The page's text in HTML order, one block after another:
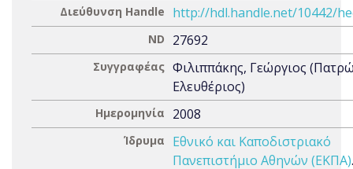
Διεύθυνση Handle http://hdl.handle.net/10442/
ND 27692
Συγγραφέας Φιλιππάκης, Γεώργιος
Ελευθέριος)
Ημερομηνία 2008
Ίδρυμα
Εθνικό και Καποδιστριακό
Πανεπιστήμιο Αθηνών (ΕΚΠΑ)